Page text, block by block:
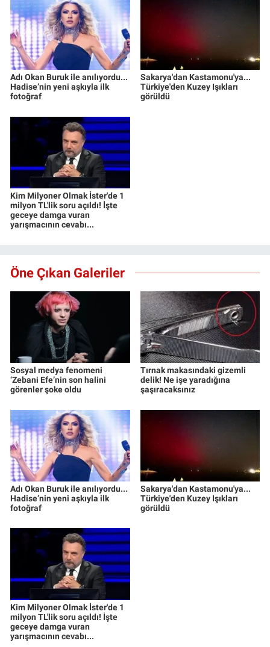
Adı Okan Buruk ile anılıyordu...
Hadise’nin yeni aşkıyla ilk
fotoğraf
Sakarya'dan Kastamonu'ya...
Türkiye'den Kuzey Işıkları
görüldü
Kim Milyoner Olmak İster'de 1
milyon TL'lik soru açıldı! İşte
geceye damga vuran
yarışmacının cevabı...
Öne Çıkan Galeriler
Sosyal medya fenomeni
‘Zebani Efe’nin son halini
görenler şoke oldu
Tırnak makasındaki gizemli
delik! Ne işe yaradığına
şaşıracaksınız
Adı Okan Buruk ile anılıyordu...
Hadise’nin yeni aşkıyla ilk
fotoğraf
Sakarya'dan Kastamonu'ya...
Türkiye'den Kuzey Işıkları
görüldü
Kim Milyoner Olmak İster'de 1
milyon TL'lik soru açıldı! İşte
geceye damga vuran
yarışmacının cevabı...